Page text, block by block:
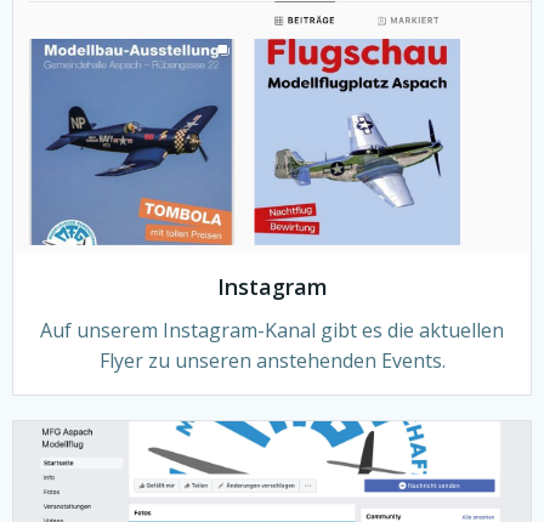
Instagram
Auf unserem Instagram-Kanal gibt es die aktuellen
Flyer zu unseren anstehenden Events.